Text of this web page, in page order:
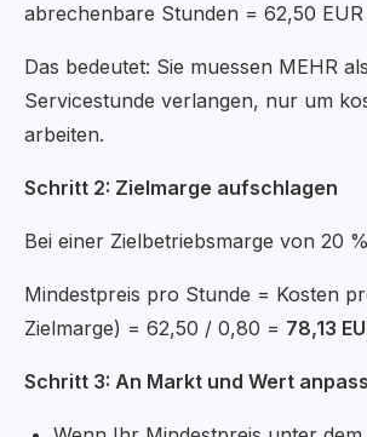
abrechenbare Stunden = 62,50
Das bedeutet: Sie muessen MEHR
Servicestunde verlangen, nur um
arbeiten.
Schritt 2: Zielmarge aufschlagen
Bei einer Zielbetriebsmarge von 20
Mindestpreis pro Stunde = Kosten
Zielmarge) = 62,50 / 0,80 = 78,13
Schritt 3: An Markt und Wert